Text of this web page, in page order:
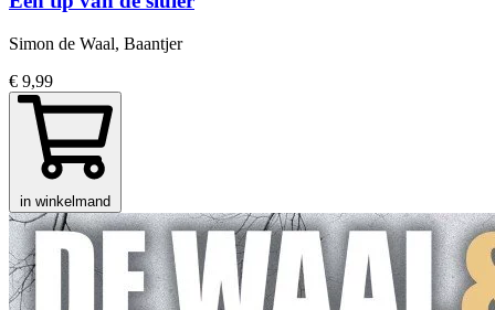
Simon de Waal, Baantjer
€ 9,99
in winkelmand